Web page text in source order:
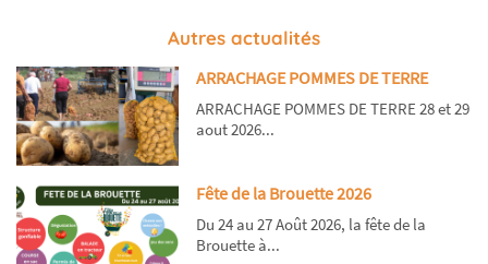
Autres actualités
ARRACHAGE POMMES DE TERRE
ARRACHAGE POMMES DE TERRE 28 et 29
aout 2026...
Fête de la Brouette 2026
Du 24 au 27 Août 2026, la fête de la
Brouette à...